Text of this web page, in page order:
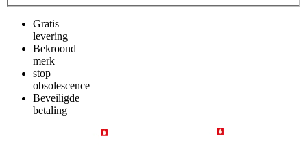
Gratis
levering
Bekroond
merk
stop
obsolescence
Beveiligde
betaling